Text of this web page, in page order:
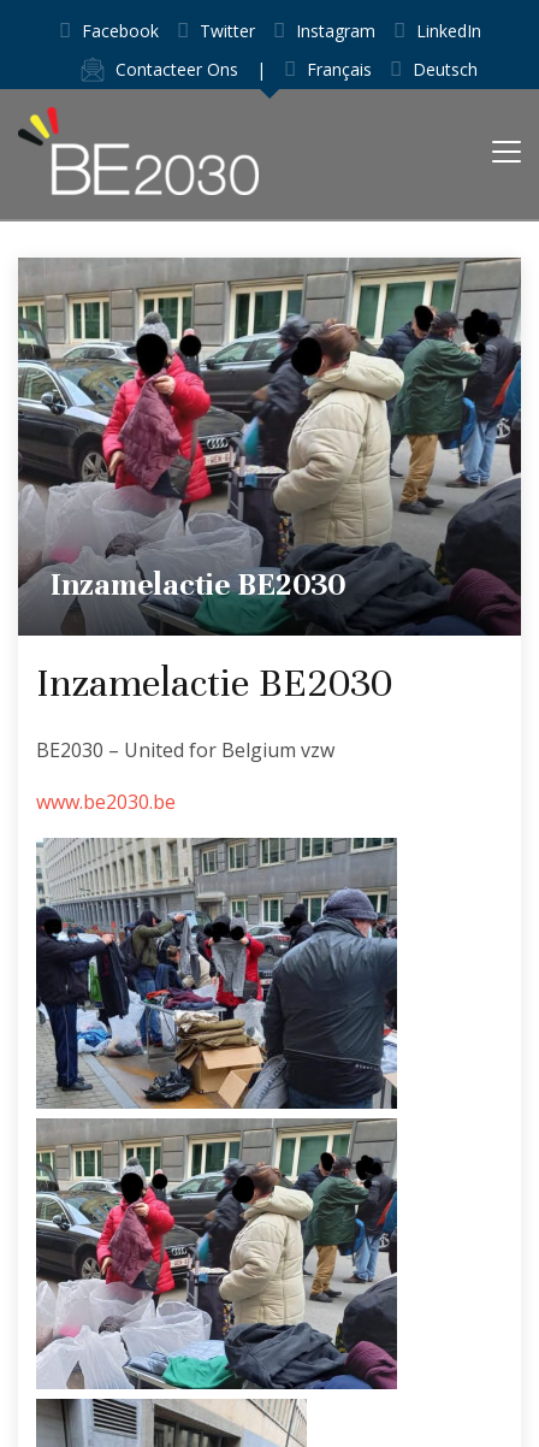
Facebook Twitter Instagram
LinkedIn
Contacteer Ons
| Français Deutsch
Inzamelactie BE2030
Inzamelactie BE2030
BE2030 – United for Belgium vzw
www.be2030.be